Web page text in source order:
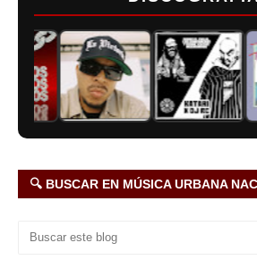
🔍 BUSCAR EN MÚSICA URBANA